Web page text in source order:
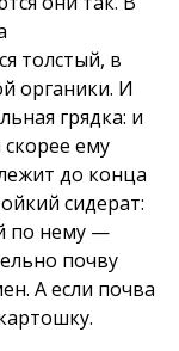
толстый, в
органики. И
грядка: и
ему
до конца
сидерат:
по нему —
почву
А если почва